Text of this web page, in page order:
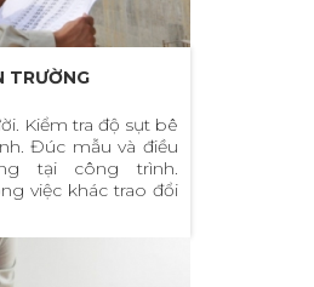
TRƯỜNG
Kiểm tra độ sụt bê
Đúc mẫu và điều
tại công trình.
việc khác trao đổi